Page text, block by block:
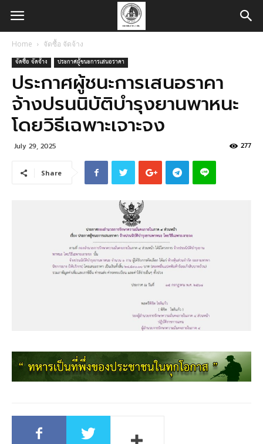
Home จัดซื้อ จัดจ้าง
จัดซื้อ จัดจ้าง ประกาศผู้ชนะการเสนอราคา
ประกาศผู้ชนะการเสนอราคา
จ้างปรนนิบัติบำรุงยานพาหนะ
โดยวิธีเฉพาะเจาะจง
July 29, 2025 277
Share